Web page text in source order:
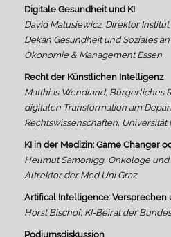
Digitale Gesundheit und KI
David Matusiewicz, Direktor
Dekan Gesundheit und Soziales
Ökonomie & Management Essen
Recht der Künstlichen Intelligenz
Matthias Wendland, Bürgerliches
digitalen Transformation am
Rechtswissenschaften,
KI in der Medizin: Game Changer
Hellmut Samonigg, Onkologe und
Altrektor der Med Uni Graz
Artifical Intelligence: Versprechen
Horst Bischof, KI-Beirat der
Podiumsdiskussion